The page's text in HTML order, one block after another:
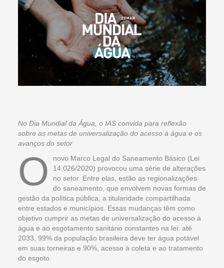
No Dia Mundial da Água, o IAS convida para reflexão
sobre as metas de universalização do acesso à água e os
avanços do setor
O
novo Marco Legal do Saneamento Básico (Lei
14.026/2020) provocou uma série de alterações
no setor. Entre elas, estão as regionalizações
do saneamento, que envolvem novas formas de
gestão da política pública, a titularidade compartilhada
entre estados e municípios. Essas mudanças têm como
objetivo cumprir as metas de universalização do acesso à
água e ao esgotamento sanitário constantes na lei: até
2033, 99% da população brasileira deve ter água potável
em suas torneiras e 90%, acesso à coleta e ao tratamento
do esgoto.